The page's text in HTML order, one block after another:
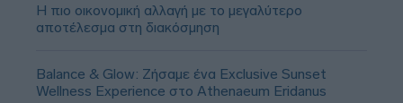
Η πιο οικονομική αλλαγή με το μεγαλύτερο
αποτέλεσμα στη διακόσμηση
Balance & Glow: Ζήσαμε ένα Exclusive Sunset
Wellness Experience στο Athenaeum Eridanus